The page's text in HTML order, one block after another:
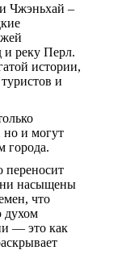
Чжэньхай –
и реку Перл.
истории,
и
и могут
города.
насыщены
что
духом
— это как